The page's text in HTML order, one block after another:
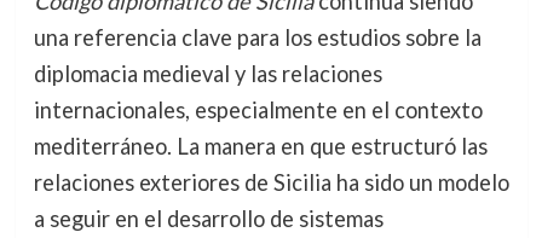
una referencia clave para los estudios sobre la
diplomacia medieval y las relaciones
internacionales, especialmente en el contexto
mediterráneo. La manera en que estructuró las
relaciones exteriores de Sicilia ha sido un modelo
a seguir en el desarrollo de sistemas